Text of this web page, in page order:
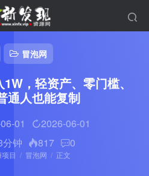
冒泡网
，轻资产、零门槛、
通人也能复制
01
2026-06-01
分钟 817 0
目 冒泡网 正文